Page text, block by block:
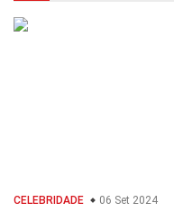
CELEBRIDADE 06 Set 2024